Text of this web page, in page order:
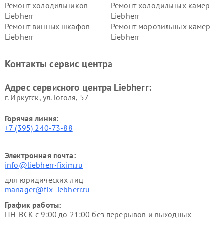
Ремонт холодильников
Liebherr
Ремонт холодильных камер
Liebherr
Ремонт винных шкафов
Liebherr
Ремонт морозильных камер
Liebherr
Контакты сервис центра
Адрес сервисного центра Liebherr:
г. Иркутск, ул. ​Гоголя, 57
Горячая линия:
+7 (395) 240-73-88
Электронная почта:
info@liebherr-fixim.ru
для юридических лиц
manager@fix-liebherr.ru
График работы:
ПН-ВСК с 9:00 до 21:00 без перерывов и выходных